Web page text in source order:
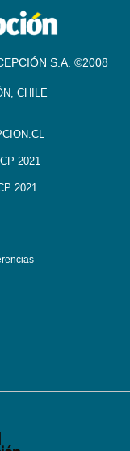
S.A. ©2008
CHILE
2021
2021